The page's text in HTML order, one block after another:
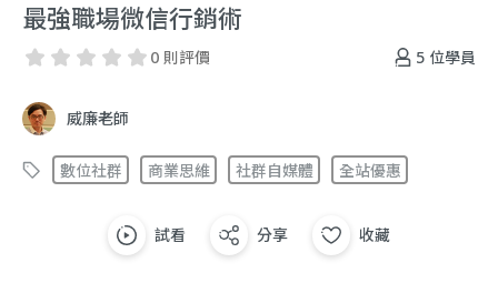
最強職場微信行銷術
5 位學員
0 則評價
威廉老師
數位社群 商業思維 社群自媒體 全站優惠
試看 分享 收藏